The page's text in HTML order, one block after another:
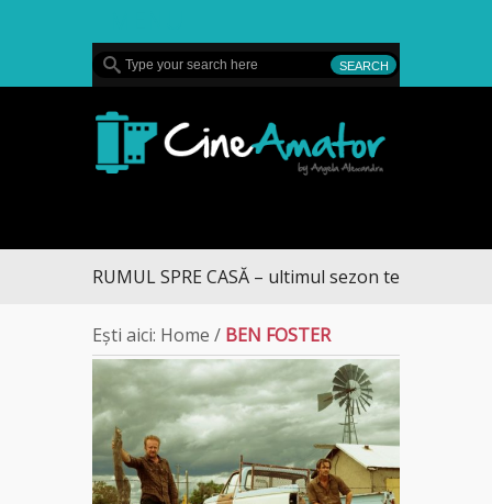
DRUMUL SPRE CASĂ – ultimul sezon te aduce la DIVA
Ești aici: Home / BEN FOSTER